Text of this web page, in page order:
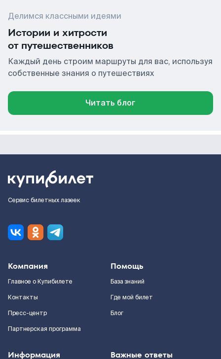
Делимся классными идеями
Истории и хитрости
от путешественников
Каждый день строим маршруты для вас, используя
собственные знания о путешествиях
Читать блог
Сервис билетных лазеек
Компания
Главное о Купибилете
Контакты
Пресс-центр
Партнерская программа
Помощь
База знаний
Где мой билет
Блог
Информация Важные ответы